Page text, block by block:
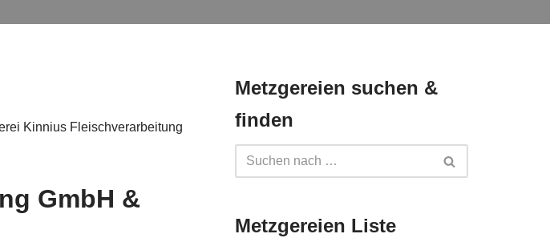
Kinnius Fleischverarbeitung
GmbH &
Metzgereien suchen &
finden
Metzgereien Liste